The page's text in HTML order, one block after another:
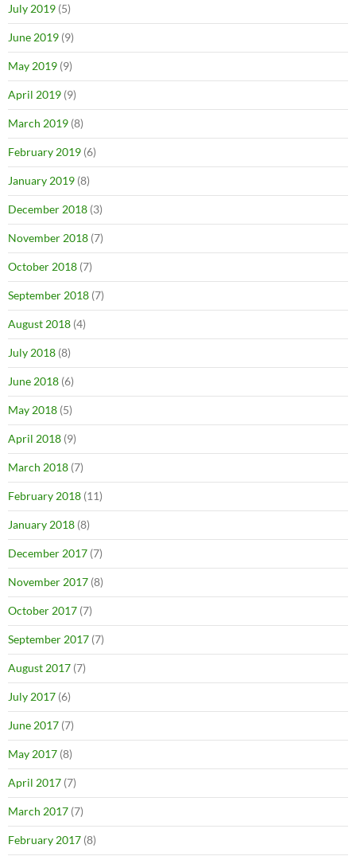
July 2019 (5)
June 2019 (9)
May 2019 (9)
April 2019 (9)
March 2019 (8)
February 2019 (6)
January 2019 (8)
December 2018 (3)
November 2018 (7)
October 2018 (7)
September 2018 (7)
August 2018 (4)
July 2018 (8)
June 2018 (6)
May 2018 (5)
April 2018 (9)
March 2018 (7)
February 2018 (11)
January 2018 (8)
December 2017 (7)
November 2017 (8)
October 2017 (7)
September 2017 (7)
August 2017 (7)
July 2017 (6)
June 2017 (7)
May 2017 (8)
April 2017 (7)
March 2017 (7)
February 2017 (8)